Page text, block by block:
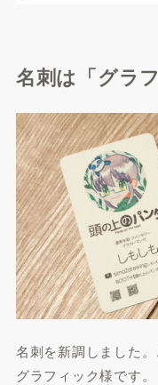
名刺は「グラ
名刺を新調しました
グラフィック様です。